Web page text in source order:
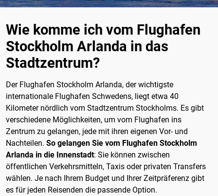
Wie komme ich vom Flughafen
Stockholm Arlanda in das
Stadtzentrum?
Der Flughafen Stockholm Arlanda, der wichtigste
internationale Flughafen Schwedens, liegt etwa 40
Kilometer nördlich vom Stadtzentrum Stockholms. Es gibt
verschiedene Möglichkeiten, um vom Flughafen ins
Zentrum zu gelangen, jede mit ihren eigenen Vor- und
Nachteilen. So gelangen Sie vom Flughafen Stockholm
Arlanda in die Innenstadt: Sie können zwischen
öffentlichen Verkehrsmitteln, Taxis oder privaten Transfers
wählen. Je nach Ihrem Budget und Ihrer Zeitpräferenz gibt
es für jeden Reisenden die passende Option.